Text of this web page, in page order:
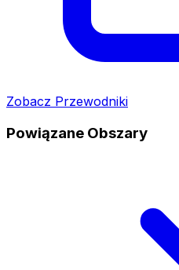
Zobacz Przewodniki
Powiązane Obszary